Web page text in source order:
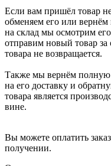
Если вам пришёл товар
обменяем его или вернём
на склад мы осмотрим
отправим новый товар за
товара не возвращается.
Также мы вернём полную
на его доставку и
товара является
вине.
Вы можете оплатить
получении.